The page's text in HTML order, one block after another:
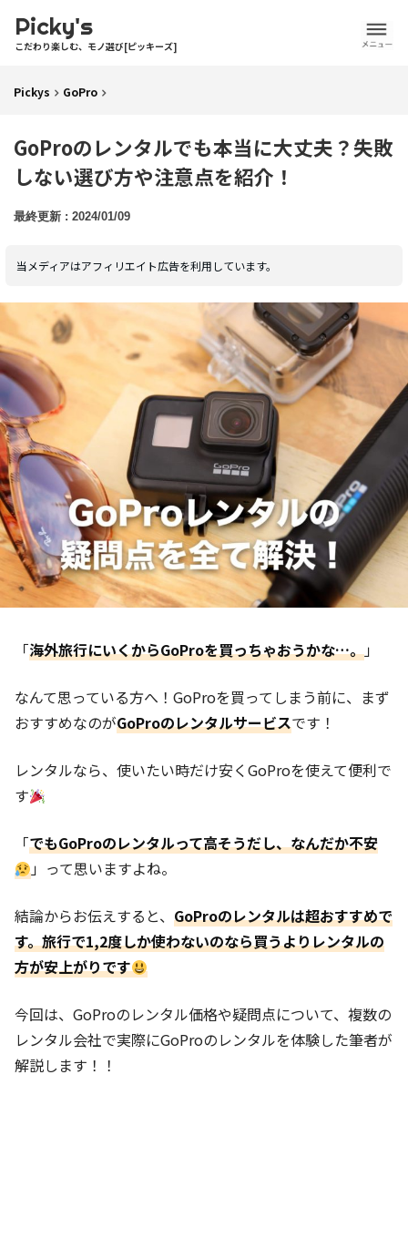
Picky's
こだわり楽しむ、モノ選び[ピッキーズ]
Pickys GoPro
GoProのレンタルでも本当に大丈夫？失敗
しない選び方や注意点を紹介！
2024/01/09
当メディアはアフィリエイト広告を利用しています。
「海外旅行にいくからGoProを買っちゃおうかな…。」
なんて思っている方へ！GoProを買ってしまう前に、まず
おすすめなのがGoProのレンタルサービスです！
レンタルなら、使いたい時だけ安くGoProを使えて便利で
す
「でもGoProのレンタルって高そうだし、なんだか不安
」って思いますよね。
結論からお伝えすると、 GoProのレンタルは超おすすめで
す。旅行で1,2度しか使わないのなら買うよりレンタルの
方が安上がりです
今回は、GoProのレンタル価格や疑問点について、複数の
レンタル会社で実際にGoProのレンタルを体験した筆者が
解説します！！